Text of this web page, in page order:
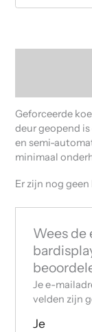
Geforceerde
deur geopend
en semi-
minimaal
Er zijn nog
Wees de
Je e-
velden zijn
Je